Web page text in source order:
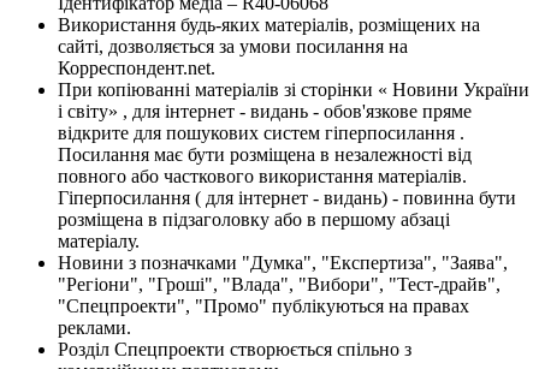
Використання будь-яких матеріалів, розміщених на
сайті, дозволяється за умови посилання на
Корреспондент.net.
При копіюванні матеріалів зі сторінки « Новини України
і світу» , для інтернет - видань - обов'язкове пряме
відкрите для пошукових систем гіперпосилання .
Посилання має бути розміщена в незалежності від
повного або часткового використання матеріалів.
Гіперпосилання ( для інтернет - видань) - повинна бути
розміщена в підзаголовку або в першому абзаці
матеріалу.
Новини з позначками "Думка", "Експертиза", "Заява",
"Регіони", "Гроші", "Влада", "Вибори", "Тест-драйв",
"Спецпроекти", "Промо" публікуються на правах
реклами.
Розділ Спецпроекти створюється спільно з